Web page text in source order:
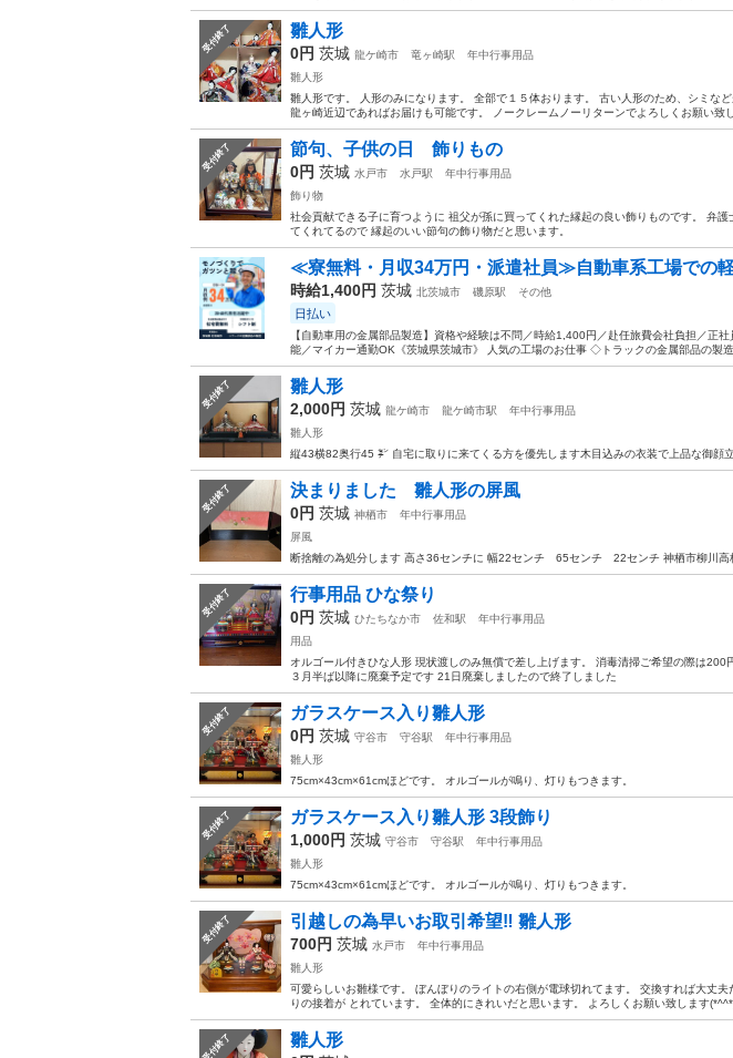
受付終了 雛人形
0円 茨城 龍ケ崎市 竜ヶ崎駅
年中行事用品
雛人形
雛人形です。 人形のみになります。 全部で１５体おります。 古い人形のため、シミな
龍ヶ崎近辺であればお届けも可能です。 ノークレームノーリターンでよろしくお願い致し
受付終了 節句、子供の日 飾りもの
0円 茨城 水戸市 水戸駅
年中行事用品
飾り物
社会貢献できる子に育つように 祖父が孫に買ってくれた縁起の良い飾りものです。 弁護
てくれてるので 縁起のいい節句の飾り物だと思います。
≪寮無料・月収34万円・派遣社員≫自動車系工場での
時給1,400円 茨城 北茨城市 磯原駅 その他
日払い
【自動車用の金属部品製造】資格や経験は不問／時給1,400円／赴任旅費会社負担／正
能／マイカー通勤OK《茨城県茨城市》 人気の工場のお仕事 ◇トラックの金属部品の製
受付終了 雛人形
2,000円 茨城 龍ケ崎市 龍ケ崎市駅
年中行事用品
雛人形
縦43横82奥行45 ㌢ 自宅に取りに来てくる方を優先します木目込みの衣装で上品な御顔立
受付終了 決まりました 雛人形の屏風
0円 茨城 神栖市
年中行事用品
屏風
断捨離の為処分します 高さ36センチに 幅22センチ 65センチ 22センチ 神栖市柳川高
受付終了 行事用品 ひな祭り
0円 茨城 ひたちなか市 佐和駅
年中行事用品
用品
オルゴール付きひな人形 現状渡しのみ無償で差し上げます。 消毒清掃ご希望の際は200
３月半ば以降に廃棄予定です 21日廃棄しましたので終了しました
受付終了 ガラスケース入り雛人形
0円 茨城 守谷市 守谷駅
年中行事用品
雛人形
75cm×43cm×61cmほどです。 オルゴールが鳴り、灯りもつきます。
受付終了 ガラスケース入り雛人形 3段飾り
1,000円 茨城 守谷市 守谷駅
年中行事用品
雛人形
75cm×43cm×61cmほどです。 オルゴールが鳴り、灯りもつきます。
受付終了 引越しの為早いお取引希望‼︎ 雛人形
700円 茨城 水戸市
年中行事用品
雛人形
可愛らしいお雛様です。 ぼんぼりのライトの右側が電球切れてます。 交換すれば大丈
りの接着が とれています。 全体的にきれいだと思います。 よろしくお願い致します
受付終了 雛人形